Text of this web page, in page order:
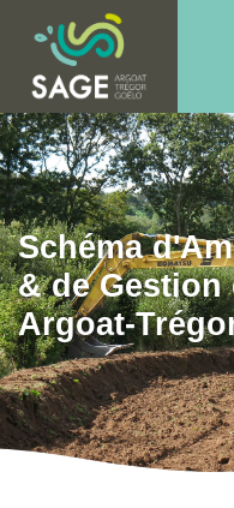
Schéma
& de Gestion
Argoat-